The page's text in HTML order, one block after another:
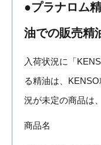
●プラナロム
油での販売精
入荷状況に「
る精油は、
況が未定の商品は
商品名